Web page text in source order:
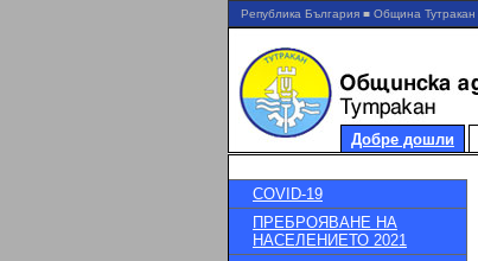
Република България ■ Община Тутракан
Добре дошли
COVID-19
ПРЕБРОЯВАНЕ НА
НАСЕЛЕНИЕТО 2021